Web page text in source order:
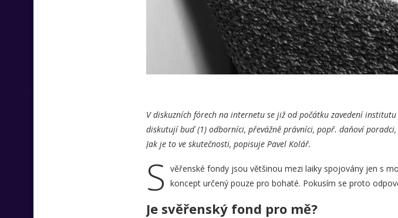
V diskuzních fórech na internetu se již od počátku zavedení
diskutují buď (1) odborníci, převážně právníci, popř. daňoví
Jak je to ve skutečnosti, popisuje Pavel Kolář.
S věřenské fondy jsou většinou mezi laiky spojovány jen s
koncept určený pouze pro bohaté. Pokusím se proto
Je svěřenský fond pro mě?